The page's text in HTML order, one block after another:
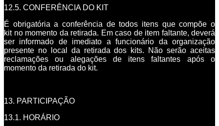
12.5. CONFERÊNCIA DO KIT
É obrigatória a conferência de todos itens que compõe o
kit no momento da retirada. Em caso de item faltante, deverá
ser informado de imediato a funcionário da organização
presente no local da retirada dos kits. Não serão aceitas
reclamações ou alegações de itens faltantes após o
momento da retirada do kit.
13. PARTICIPAÇÃO
13.1. HORÁRIO